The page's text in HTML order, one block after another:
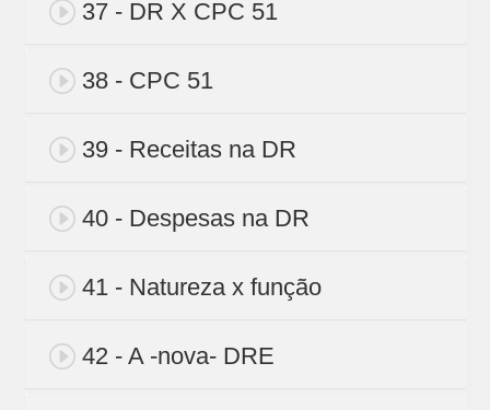
37 - DR X CPC 51
38 - CPC 51
39 - Receitas na DR
40 - Despesas na DR
41 - Natureza x função
42 - A -nova- DRE